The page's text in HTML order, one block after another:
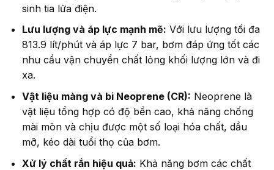
sinh tia lửa điện.
Lưu lượng và áp lực mạnh mẽ: Với lưu lượng tối đa
813.9 lít/phút và áp lực 7 bar, bơm đáp ứng tốt các
nhu cầu vận chuyển chất lỏng khối lượng lớn và đi
xa.
Vật liệu màng và bi Neoprene (CR): Neoprene là
vật liệu tổng hợp có độ bền cao, khả năng chống
mài mòn và chịu được một số loại hóa chất, dầu
mỡ, kéo dài tuổi thọ của bơm.
Xử lý chất rắn hiệu quả: Khả năng bơm các chất